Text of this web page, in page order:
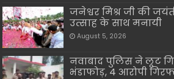
जनेश्वर मिश्र जी की
उत्साह के साथ मनायी
August 5, 2026
नवाबाद पुलिस ने लूट
भंडाफोड़, 4 आरोपी